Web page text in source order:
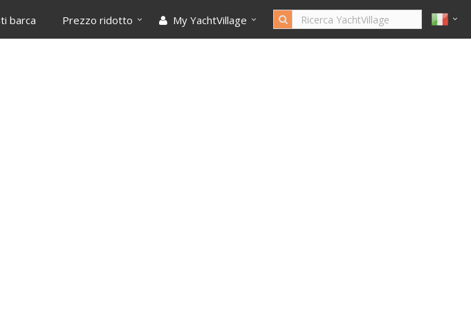
barca Prezzo ridotto My YachtVillage